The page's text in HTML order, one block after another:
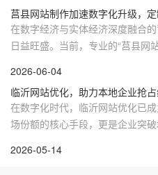
莒县网站制作加速数字化升级，
在数字经济与实体经济深度融合
日益旺盛。当前，专业的“莒县网
2026-06-04
临沂网站优化，助力本地企业抢
在数字化时代，临沂网站优化已
场份额的核心手段，更是企业突
2026-05-14